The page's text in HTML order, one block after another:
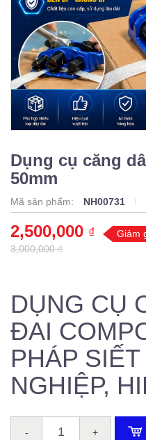
Dụng cụ căng
50mm
Mã sản phẩm: NH00731
2,500,000 ₫
Giảm
3,000,000 ₫
DỤNG CỤ
ĐAI
PHÁP
NGHIỆP,
- +